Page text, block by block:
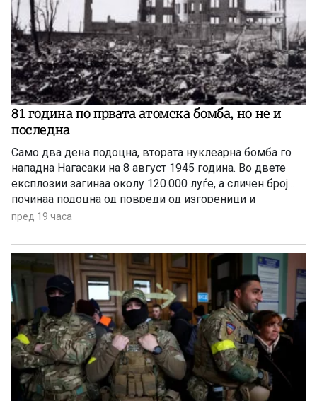
81 година по првата атомска бомба, но не и
последна
Само два дена подоцна, втората нуклеарна бомба го
нападна Нагасаки на 8 август 1945 година. Во двете
експлозии загинаа околу 120.000 луѓе, а сличен број
починаа подоцна од повреди од изгореници и
радијација, а зад себе оставија 650.000 преживеани
пред 19 часа